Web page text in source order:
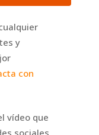
y
con
vídeo que